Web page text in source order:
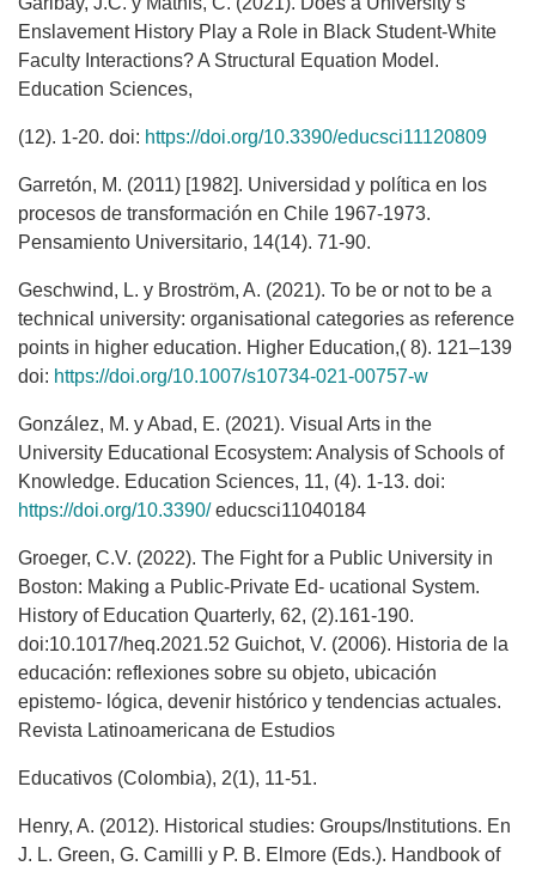
Enslavement History Play a Role in Black Student-White
Faculty Interactions? A Structural Equation Model.
Education Sciences,
(12). 1-20. doi: https://doi.org/10.3390/educsci11120809
Garretón, M. (2011) [1982]. Universidad y política en los
procesos de transformación en Chile 1967-1973.
Pensamiento Universitario, 14(14). 71-90.
Geschwind, L. y Broström, A. (2021). To be or not to be a
technical university: organisational categories as reference
points in higher education. Higher Education,( 8). 121–139
doi: https://doi.org/10.1007/s10734-021-00757-w
González, M. y Abad, E. (2021). Visual Arts in the
University Educational Ecosystem: Analysis of Schools of
Knowledge. Education Sciences, 11, (4). 1-13. doi:
https://doi.org/10.3390/educsci11040184
Groeger, C.V. (2022). The Fight for a Public University in
Boston: Making a Public-Private Ed- ucational System.
History of Education Quarterly, 62, (2).161-190.
doi:10.1017/heq.2021.52 Guichot, V. (2006). Historia de la
educación: reflexiones sobre su objeto, ubicación
epistemo- lógica, devenir histórico y tendencias actuales.
Revista Latinoamericana de Estudios
Educativos (Colombia), 2(1), 11-51.
Henry, A. (2012). Historical studies: Groups/Institutions. En
J. L. Green, G. Camilli y P. B. Elmore (Eds.). Handbook of